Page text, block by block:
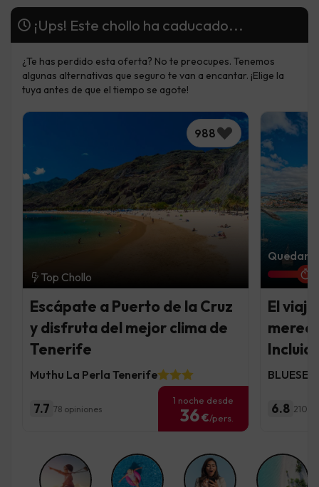
¡Ups! Este chollo ha caducado...
¿Te has perdido esta oferta? No te preocupes. Tenemos
algunas alternativas que seguro te van a encantar. ¡Elige la
tuya antes de que el tiempo se agote!
988
Top Chollo
Escápate a Puerto de la Cruz
y disfruta del mejor clima de
Tenerife
Muthu La Perla Tenerife
7.7 78 opiniones
1 noche desde
36€/pers.
Quedan
El
6.8 210